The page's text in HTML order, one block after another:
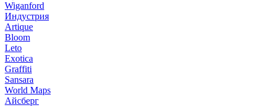
Wiganford
Индустрия
Artique
Bloom
Leto
Exotica
Graffiti
Sansara
World Maps
Айсберг